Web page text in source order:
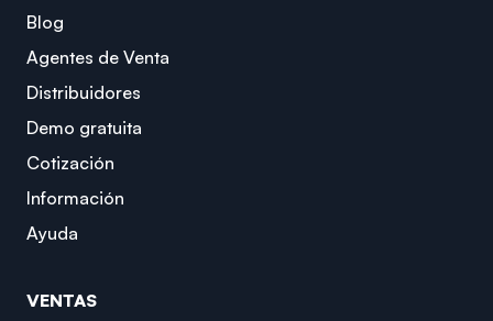
Blog
Agentes de Venta
Distribuidores
Demo gratuita
Cotización
Información
Ayuda
VENTAS